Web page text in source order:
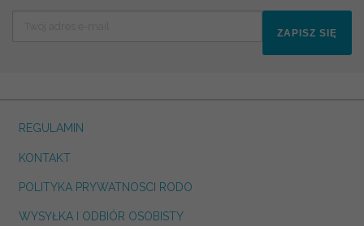
ZAPISZ SIĘ
REGULAMIN
KONTAKT
POLITYKA PRYWATNOSCI RODO
WYSYŁKA I ODBIÓR OSOBISTY